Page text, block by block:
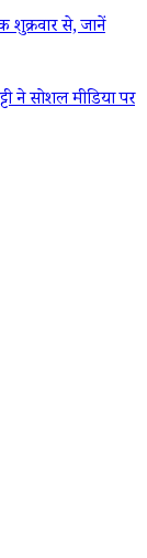
से, जानें
ने सोशल मीडिया पर